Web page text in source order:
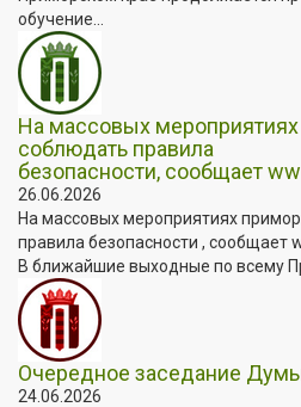
обучение...
На массовых
соблюдать правила
безопасности, сообщает
26.06.2026
На массовых мероприятиях
правила безопасности ,
В ближайшие выходные по всему
Очередное заседание
24.06.2026